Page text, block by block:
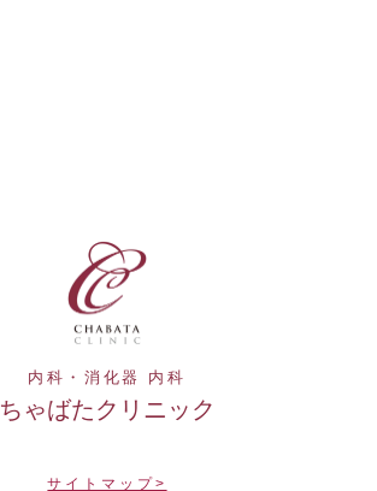
内科・消化器 内科
ちゃばたクリニック
サイトマップ>